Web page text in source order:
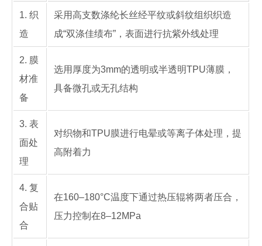
1. 织
造
采用高支数涤纶长丝经平纹或斜纹组织织造
成“双涤佳绩布”，表面进行抗紫外线处理
2. 膜
材准
备
选用厚度为3mm的透明或半透明TPU薄膜，
具备微孔或无孔结构
3. 表
面处
理
对织物和TPU膜进行电晕或等离子体处理，提
高附着力
4. 复
合贴
合
在160–180°C温度下通过热压辊将两者压合，
压力控制在8–12MPa